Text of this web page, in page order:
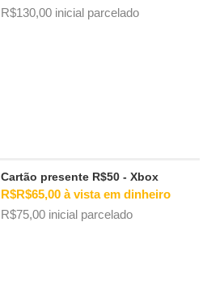
R$130,00 inicial parcelado
Cartão presente R$50 - Xbox
R$R$65,00 à vista em dinheiro
R$75,00 inicial parcelado